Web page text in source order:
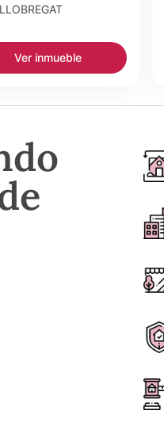
Ver inmueble